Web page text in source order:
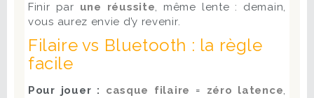
Finir par une réussite, même lente : demain,
vous aurez envie d’y revenir.
Filaire vs Bluetooth : la règle
facile
Pour jouer : casque filaire = zéro latence,